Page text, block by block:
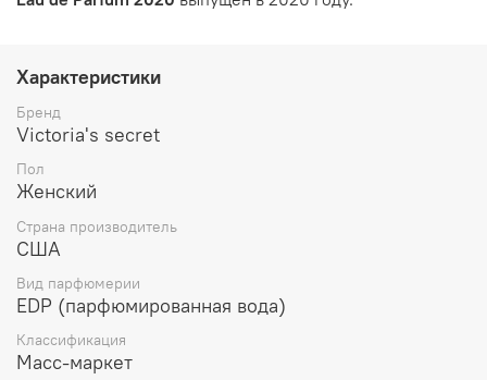
Характеристики
Бренд
Victoria's secret
Пол
Женский
Страна производитель
США
Вид парфюмерии
EDP (парфюмированная вода)
Классификация
Масс-маркет